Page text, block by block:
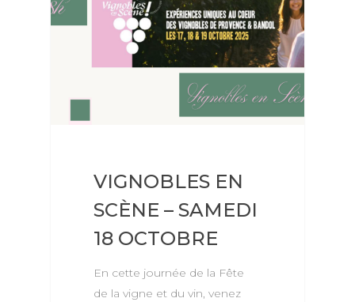
VIGNOBLES EN
SCÈNE – SAMEDI
18 OCTOBRE
En cette journée de la Fête
de la vigne et du vin, venez